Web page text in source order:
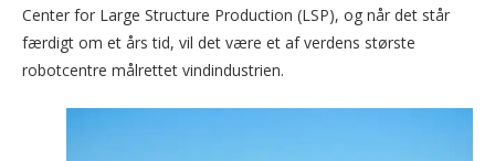
Center for Large Structure Production (LSP), og når det står
færdigt om et års tid, vil det være et af verdens største
robotcentre målrettet vindindustrien.